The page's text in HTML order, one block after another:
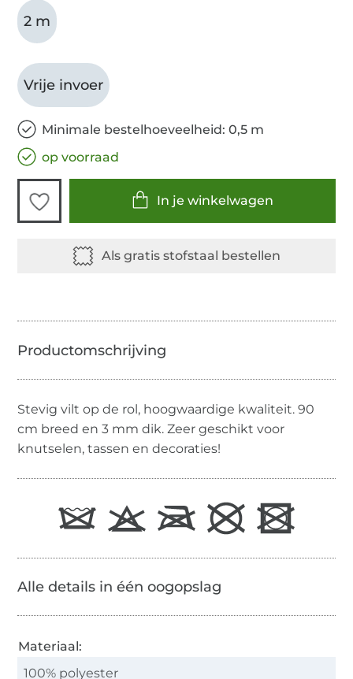
2 m
Vrije invoer
Minimale bestelhoeveelheid: 0,5 m
op voorraad
In je winkelwagen
Stevig vilt op de rol, hoogwaardige kwaliteit. 90
cm breed en 3 mm dik. Zeer geschikt voor
knutselen, tassen en decoraties!
Alle details in één oogopslag
Materiaal:
100% polyester